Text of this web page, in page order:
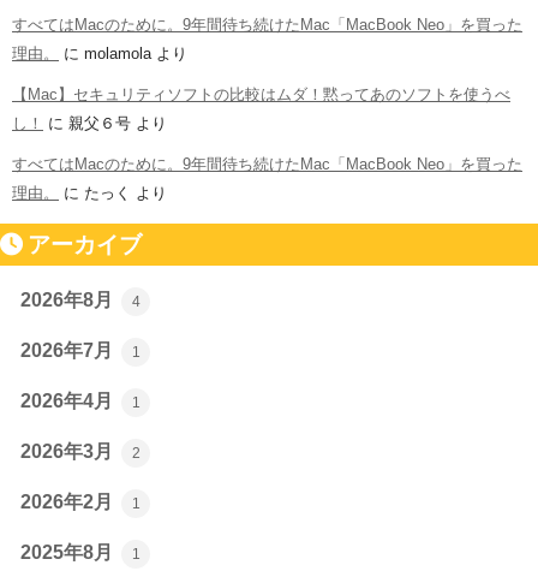
すべてはMacのために。9年間待ち続けたMac「MacBook Neo」を買った
理由。
に molamolaより
【Mac】セキュリティソフトの比較はムダ！黙ってあのソフトを使うべ
し！
に 親父６号 より
すべてはMacのために。9年間待ち続けたMac「MacBook Neo」を買った
理由。
に たっく より
アーカイブ
2026年8月 4
2026年7月 1
2026年4月 1
2026年3月 2
2026年2月 1
2025年8月 1